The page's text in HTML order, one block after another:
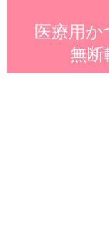
医療用か
無断